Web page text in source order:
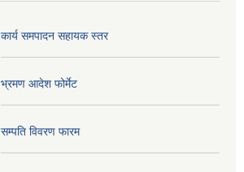
कार्य समपादन सहायक स्तर
भ्रमण आदेश फोर्मेट
सम्पति विवरण फारम